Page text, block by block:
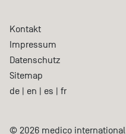
Kontakt
Impressum
Datenschutz
Sitemap
de | en | es | fr
© 2026 medico international